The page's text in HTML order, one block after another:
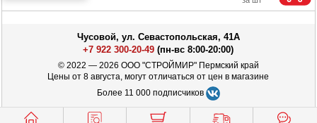
Чусовой, ул. Севастопольская, 41А
+7 922 300-20-49 (пн-вс 8:00-20:00)
© 2022 — 2026 ООО "СТРОЙМИР" Пермский край
Цены от 8 августа, могут отличаться от цен в магазине
Более 11 000 подписчиков